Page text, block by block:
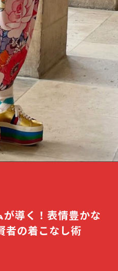
が導く！表情豊かな
者の着こなし術